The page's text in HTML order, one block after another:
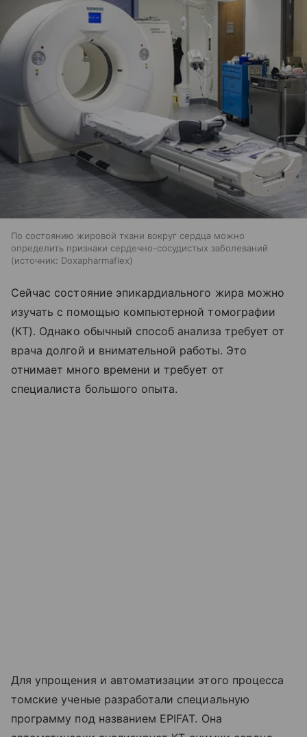
По состоянию жировой ткани вокруг сердца можно
определить признаки сердечно-сосудистых заболеваний
источник: Doxapharmaflex
Сейчас состояние эпикардиального жира можно
изучать с помощью компьютерной томографии
(КТ). Однако обычный способ анализа требует от
врача долгой и внимательной работы. Это
отнимает много времени и требует от
специалиста большого опыта.
Для упрощения и автоматизации этого процесса
томские ученые разработали специальную
программу под названием EPIFAT. Она